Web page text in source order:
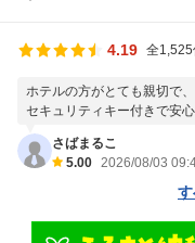
4.19 全1,525
ホテルの方がとても親切で
セキュリティキー付きで安
さばまるこ
5.00 2026/08/03